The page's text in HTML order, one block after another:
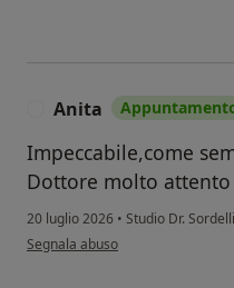
Anita
Impeccabile,come
Dottore molto attento
20 luglio 2026 • Studio Dr.
secondo l'opinione dell'utente
Segnala abuso